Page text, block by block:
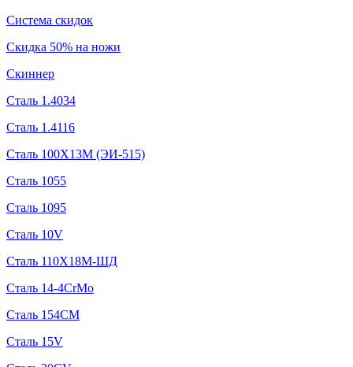
Система скидок
Скидка 50% на ножи
Скиннер
Сталь 1.4034
Сталь 1.4116
Сталь 100Х13М (ЭИ-515)
Сталь 1055
Сталь 1095
Сталь 10V
Сталь 110Х18М-ШД
Сталь 14-4CrMo
Сталь 154CM
Сталь 15V